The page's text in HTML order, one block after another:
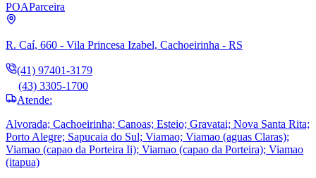
POAParceira
R. Caí, 660 - Vila Princesa Izabel, Cachoeirinha - RS
(41) 97401-3179
(43) 3305-1700
Atende:
Alvorada; Cachoeirinha; Canoas; Esteio; Gravatai; Nova Santa Rita;
Porto Alegre; Sapucaia do Sul; Viamao; Viamao (aguas Claras);
Viamao (capao da Porteira Ii); Viamao (capao da Porteira); Viamao
(itapua)